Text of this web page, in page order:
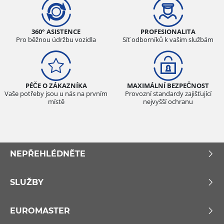
360° ASISTENCE
Pro běžnou údržbu vozidla
PROFESIONALITA
Síť odborníků k vašim službám
PÉČE O ZÁKAZNÍKA
Vaše potřeby jsou u nás na prvním
místě
MAXIMÁLNÍ BEZPEČNOST
Provozní standardy zajišťující
nejvyšší ochranu
NEPŘEHLÉDNĚTE
SLUŽBY
EUROMASTER